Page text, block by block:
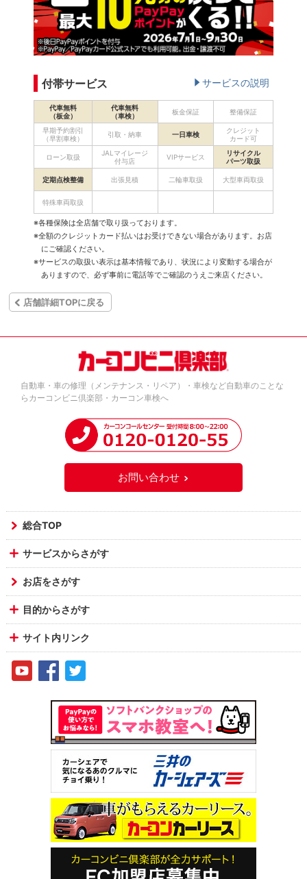
付帯サービス サービスの説明
代車無料
（板金）
代車無料
（車検）
板金保証 整備保証
早期予約割引
（早割車検）
引取・納車 一日車検
クレジット
カード可
ローン取扱
JALマイレージ
付与店
VIPサービス
リサイクル
パーツ取扱
定期点検整備 出張見積 二輪車取扱 大型車両取扱
特殊車両取扱
※各種保険は全店舗で取り扱っております。
※全額のクレジットカード払いはお受けできない場合があります。お店
にご確認ください。
※サービスの取扱い表示は基本情報であり、状況により変動する場合が
ありますので、必ず事前に電話等でご確認のうえご来店ください。
店舗詳細TOPに戻る
自動車・車の修理（メンテナンス・リペア）・車検など自動車のことな
らカーコンビニ倶楽部・カーコン車検へ
お問い合わせ
総合TOP
サービスからさがす
お店をさがす
目的からさがす
サイト内リンク